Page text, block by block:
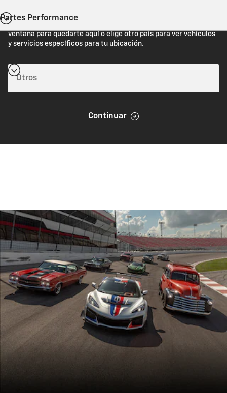
Estás viendo Chevrolet.com (Estados Unidos). Cierra esta
ventana para quedarte aquí o elige otro país para ver vehículos
y servicios específicos para tu ubicación.
Continuar
Partes Performance